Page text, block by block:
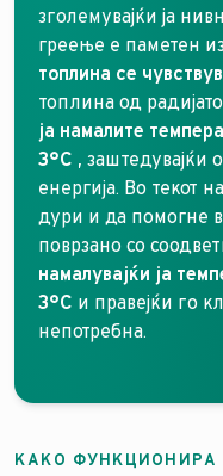
зголемувајќи ја
греење е паметен
топлина се
топлина од
ја намалите
3°C , заштедувајќи
енергија. Во текот
дури и да помогне
поврзано со
намалувајќи ја
3°C и правејќи го
непотребна.
КАКО ФУНКЦИОНИРА